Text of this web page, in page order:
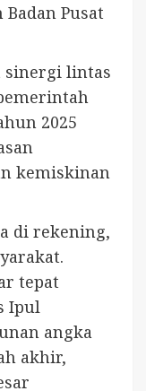
Pusat
sinergi lintas
2025
kemiskinan
di rekening,
tepat
Ipul
angka
akhir,